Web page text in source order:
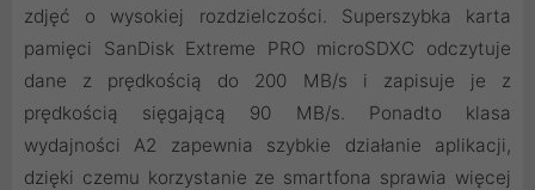
zdjęć o wysokiej rozdzielczości. Superszybka karta
pamięci SanDisk Extreme PRO microSDXC odczytuje
dane z prędkością do 200 MB/s i zapisuje je z
prędkością sięgającą 90 MB/s. Ponadto klasa
wydajności A2 zapewnia szybkie działanie aplikacji,
dzięki czemu korzystanie ze smartfona sprawia więcej